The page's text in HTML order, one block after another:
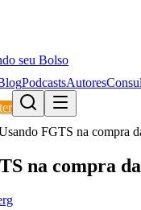
seu Bolso
PodcastsAutores
FGTS na compra
na compra